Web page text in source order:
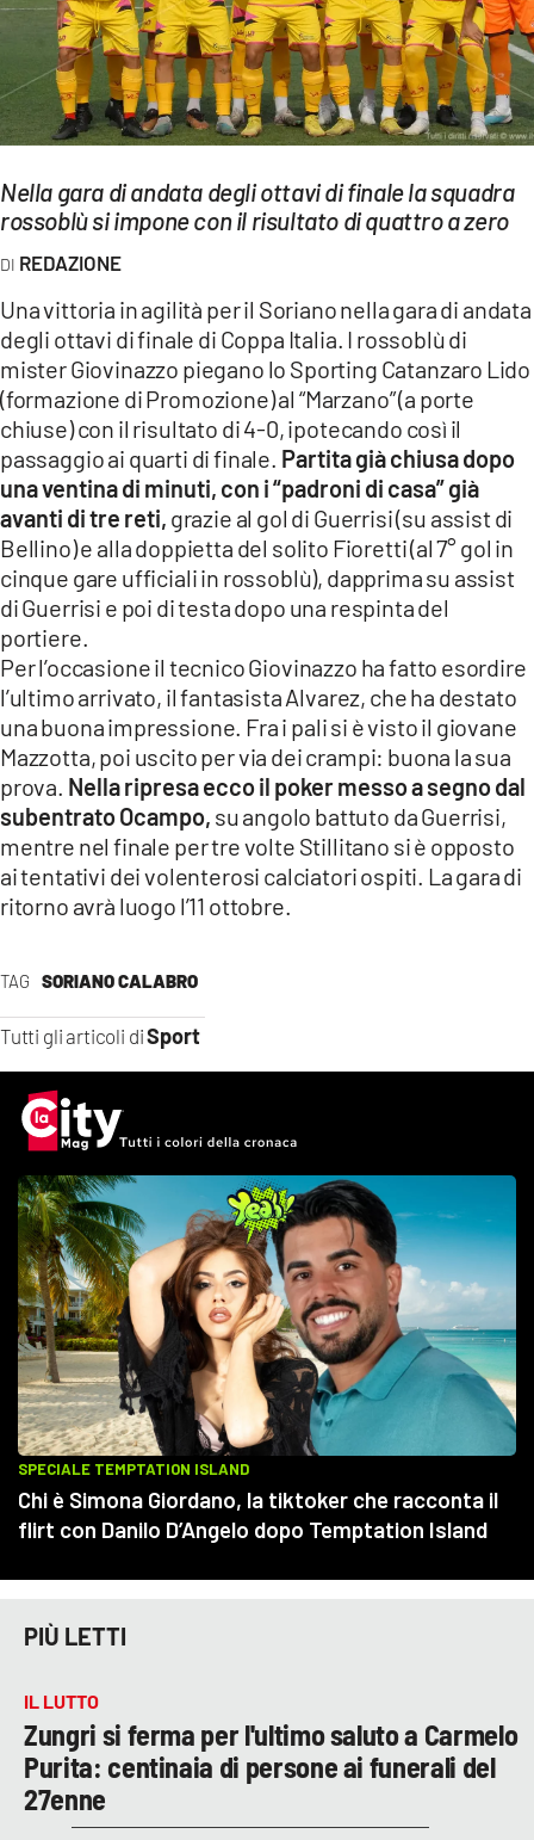
EVENTI
SPORT
Streaming
LAC NETWORK
LAC ONAIR
LaC
Network
LACPLAY.IT
LACTV.IT
LACONAIR.IT
LACITYMAG.IT
ILREGGINO.IT
COSENZACHANNEL.IT
ILVIBONESE.IT
CATANZAROCHANNEL.IT
LACAPITALENEWS.IT
App
APPLE
Nella gara di andata degli ottavi di finale la squadra
rossoblù si impone con il risultato di quattro a zero
REDAZIONE
TAG SORIANO CALABRO
Tutti gli articoli diSport
Una vittoria in agilità per il Soriano nella gara di andata
degli ottavi di finale di Coppa Italia. I rossoblù di
mister Giovinazzo piegano lo Sporting Catanzaro Lido
(formazione di Promozione) al “Marzano” (a porte
chiuse) con il risultato di 4-0, ipotecando così il
passaggio ai quarti di finale. Partita già chiusa dopo
una ventina di minuti, con i “padroni di casa” già
avanti di tre reti, grazie al gol di Guerrisi (su assist di
Bellino) e alla doppietta del solito Fioretti (al 7° gol in
cinque gare ufficiali in rossoblù), dapprima su assist
di Guerrisi e poi di testa dopo una respinta del
portiere.
Per l’occasione il tecnico Giovinazzo ha fatto esordire
l’ultimo arrivato, il fantasista Alvarez, che ha destato
una buona impressione. Fra i pali si è visto il giovane
Mazzotta, poi uscito per via dei crampi: buona la sua
prova. Nella ripresa ecco il poker messo a segno dal
subentrato Ocampo, su angolo battuto da Guerrisi,
mentre nel finale per tre volte Stillitano si è opposto
ai tentativi dei volenterosi calciatori ospiti. La gara di
ritorno avrà luogo l’11 ottobre.
PIÙ LETTI
IL LUTTO
Zungri si ferma per l'ultimo saluto a Carmelo
Purita: centinaia di persone ai funerali del
27enne